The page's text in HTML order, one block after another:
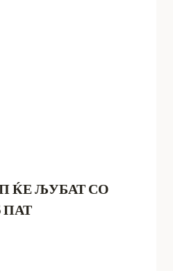
ЌЕ ЉУБАТ СО